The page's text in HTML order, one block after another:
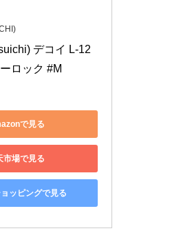
デコイ L-12
ロック #M
で見る
市場で見る
ッピングで見る